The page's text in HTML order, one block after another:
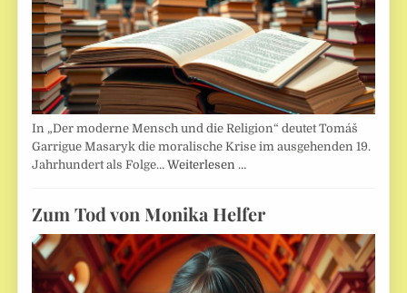
In „Der moderne Mensch und die Religion“ deutet Tomáš
Garrigue Masaryk die moralische Krise im ausgehenden 19.
Jahrhundert als Folge…Weiterlesen …
Zum Tod von Monika Helfer